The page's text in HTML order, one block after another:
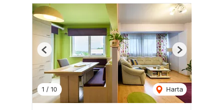
1 / 10 Harta
Previous Next